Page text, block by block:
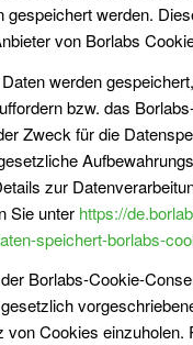
gespeichert werden.
von Borlabs
werden
bzw. das
Zweck für die
zur
Sie unter https://
speichert-borlabs-
Borlabs-Cookie-
von Cookies einzuholen.